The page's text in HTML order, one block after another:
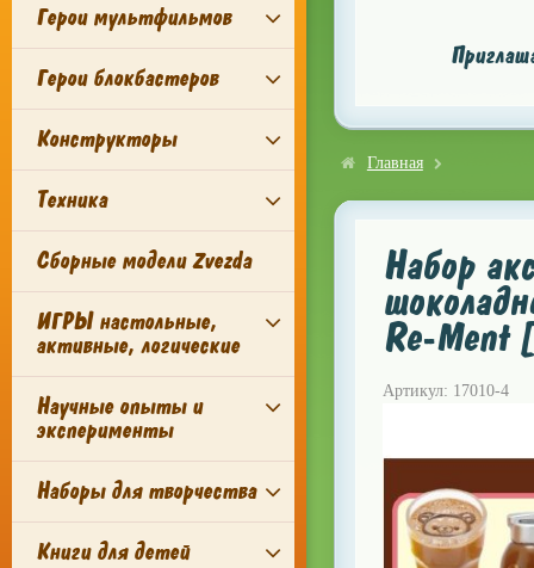
Герои мультфильмов
Герои блокбастеров
Конструкторы
Техника
Сборные модели Zvezda
ИГРЫ настольные,
активные, логические
Научные опыты и
эксперименты
Наборы для творчества
Книги для детей
Главная
Набор
Re-
Артикул: 17010-4